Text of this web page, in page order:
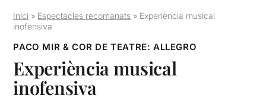
Inici » Espectacles recomanats » Experiència musical
inofensiva
PACO MIR & COR DE TEATRE: ALLEGRO
Experiència musical
inofensiva